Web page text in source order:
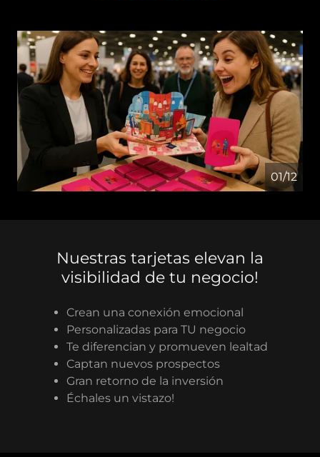
01/12
Nuestras tarjetas elevan la
visibilidad de tu negocio!
Crean una conexión emocional
Personalizadas para TU negocio
Te diferencian y promueven lealtad
Captan nuevos prospectos
Gran retorno de la inversión
Échales un vistazo!